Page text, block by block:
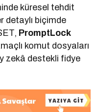
küresel tehdit
detaylı biçimde
PromptLock
komut dosyaları
zekâ destekli fidye